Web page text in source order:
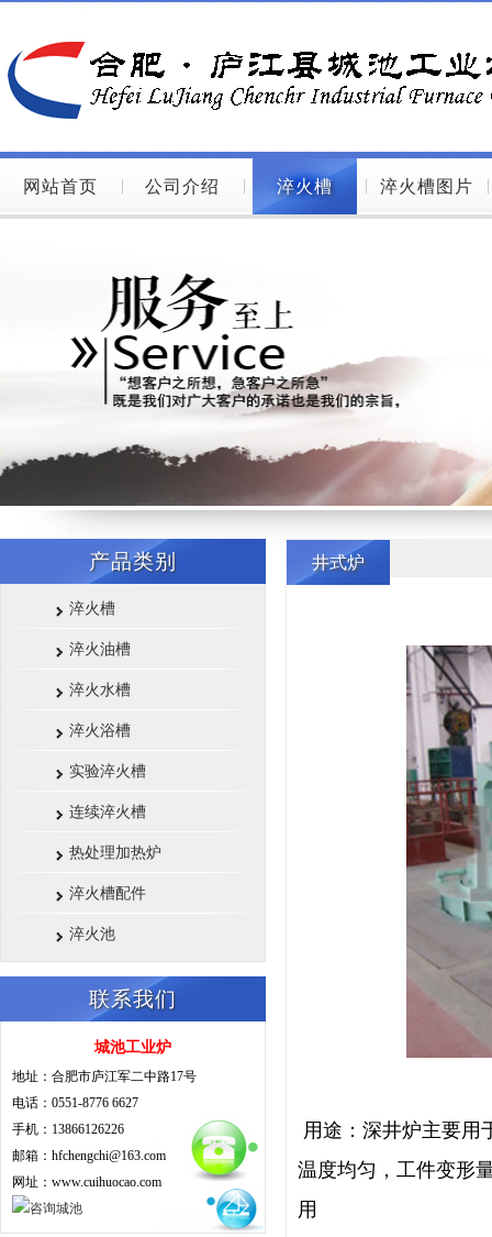
网站首页 公司介绍 淬火槽 淬火槽图片
产品类别
淬火槽
淬火油槽
淬火水槽
淬火浴槽
实验淬火槽
连续淬火槽
热处理加热炉
淬火槽配件
淬火池
联系我们
城池工业炉
地址：合肥市庐江军二中路17号
电话：0551-8776 6627
手机：13866126226
邮箱：hfchengchi@163.com
网址：www.cuihuocao.com
井式炉
用途：深井炉主要用
温度均匀，工件变形
用